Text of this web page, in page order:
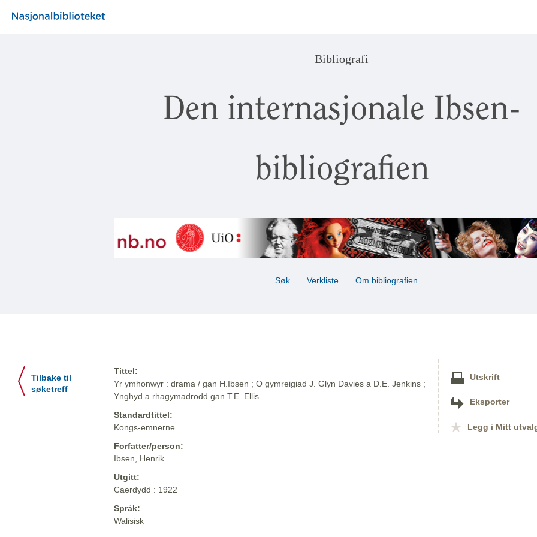
Bibliografi
Den internasjonale Ibsen-
bibliografien
Søk Verkliste Om bibliografien
Tilbake til
søketreff
Tittel:
Yr ymhonwyr : drama / gan H.Ibsen ; O gymreigiad J. Glyn Davies a D.E. Jenkins ;
Ynghyd a rhagymadrodd gan T.E. Ellis
Standardtittel:
Kongs-emnerne
Forfatter/person:
Ibsen, Henrik
Utgitt:
Caerdydd : 1922
Språk:
Walisisk
Utskrift
Eksporter
Legg i Mitt